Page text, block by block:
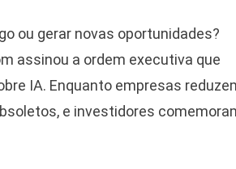
ou gerar novas oportunidades?
assinou a ordem executiva que
IA. Enquanto empresas
e investidores